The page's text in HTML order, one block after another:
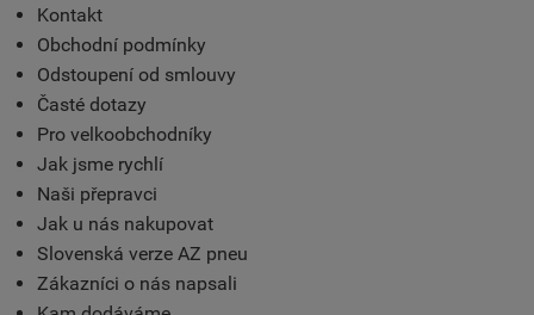
Kontakt
Obchodní podmínky
Odstoupení od smlouvy
Časté dotazy
Pro velkoobchodníky
Jak jsme rychlí
Naši přepravci
Jak u nás nakupovat
Slovenská verze AZ pneu
Zákazníci o nás napsali